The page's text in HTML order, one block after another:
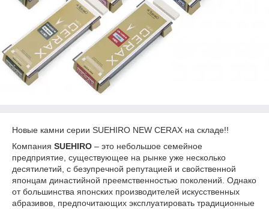
Новые камни серии SUEHIRO NEW CERAX на складе!!
Компания SUEHIRO – это небольшое семейное
предприятие, существующее на рынке уже несколько
десятилетий, с безупречной репутацией и свойственной
японцам династийной преемственностью поколений. Однако
от большинства японских производителей искусственных
абразивов, предпочитающих эксплуатировать традиционные